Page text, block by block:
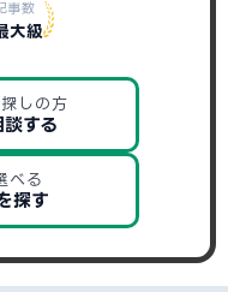
事数
大級
しの方
する
べる
探す